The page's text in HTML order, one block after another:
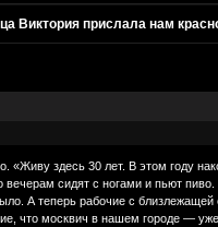
Виктория прислала нам
здесь 30 лет. В этом году
сидят с ногами и пьют
А теперь рабочие с
что москвич в нашем городе — уже